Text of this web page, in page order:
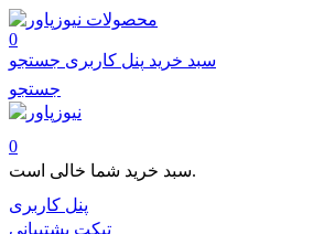
محصولات
0
سبد خرید پنل کاربری جستجو
جستجو
0
سبد خرید شما خالی است.
پنل کاربری
تیکت پشتیبانی